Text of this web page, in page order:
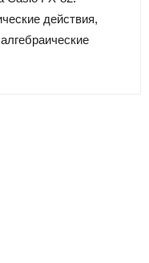
действия,